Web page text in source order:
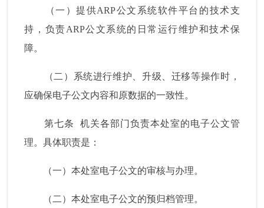
（一）提供ARP公文系统软件平台的技术支
持，负责ARP公文系统的日常运行维护和技术保
障。
（二）系统进行维护、升级、迁移等操作时，
应确保电子公文内容和原数据的一致性。
第七条
机关各部门负责本处室的电子公文管
理。具体职责是：
（一）本处室电子公文的审核与办理。
（二）本处室电子公文的预归档管理。